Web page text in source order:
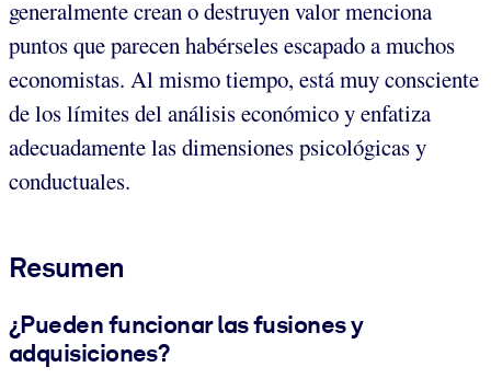
generalmente crean o destruyen valor menciona
puntos que parecen habérseles escapado a muchos
economistas. Al mismo tiempo, está muy consciente
de los límites del análisis económico y enfatiza
adecuadamente las dimensiones psicológicas y
conductuales.
Resumen
¿Pueden funcionar las fusiones y
adquisiciones?